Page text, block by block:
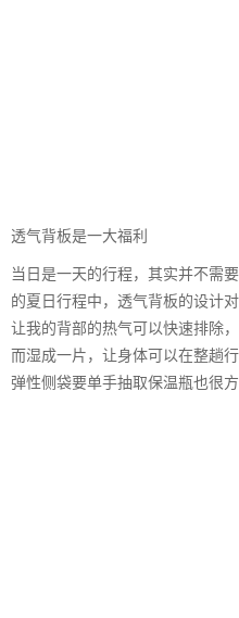
透气背板是一大福利
当日是一天的行程，其实并不需
的夏日行程中，透气背板的设计
让我的背部的热气可以快速排除
而湿成一片，让身体可以在整趟
弹性侧袋要单手抽取保温瓶也很方